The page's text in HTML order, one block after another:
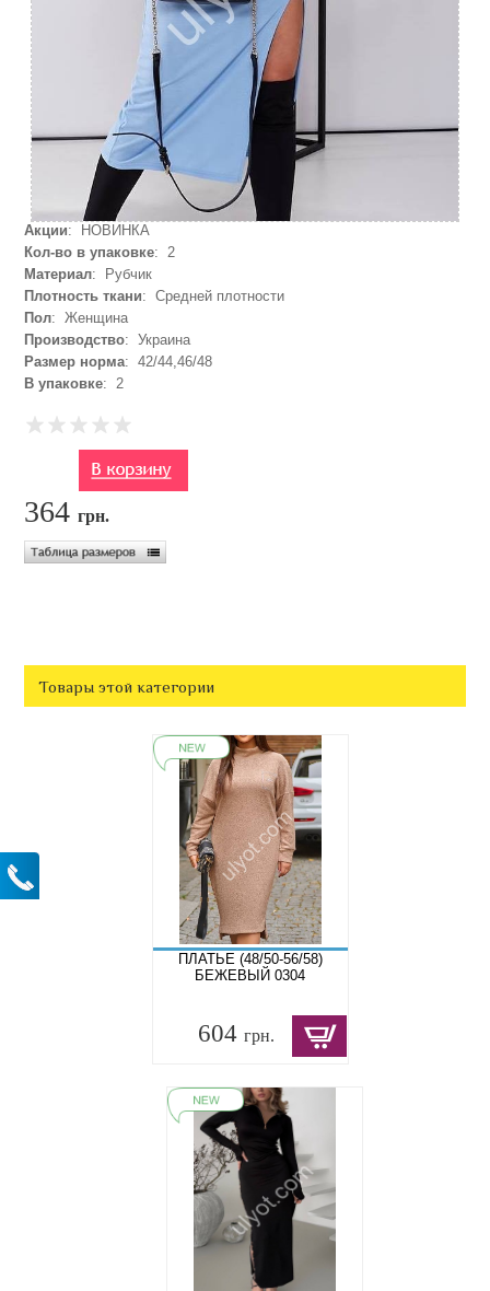
Акции: НОВИНКА
Кол-во в упаковке: 2
Материал: Рубчик
Плотность ткани: Средней плотности
Пол: Женщина
Производство: Украина
Размер норма: 42/44,46/48
В упаковке: 2
364грн.
Товары этой категории
ПЛАТЬЕ (48/50-56/58)
БЕЖЕВЫЙ 0304
604 грн.